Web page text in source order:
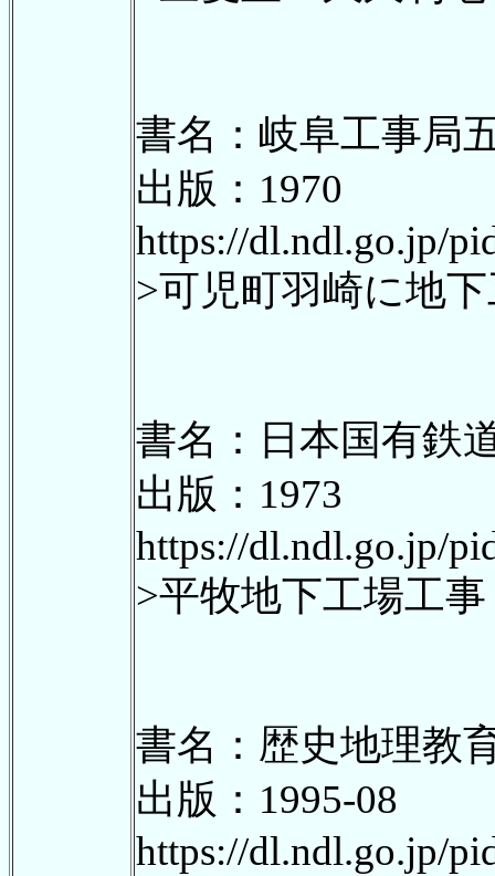
書名：岐阜工事局
出版：1970
https://dl.ndl.go.jp/
>可児町羽崎に地
書名：日本国有鉄
出版：1973
https://dl.ndl.go.jp/
>平牧地下工場工事
書名：歴史地理教
出版：1995-08
https://dl.ndl.go.jp/